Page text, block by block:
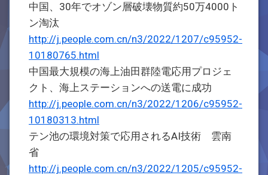
中国、30年でオゾン層破壊物質約50万4000ト
ン淘汰
http://j.people.com.cn/n3/2022/1207/c95952-
10180765.html
中国最大規模の海上油田群陸電応用プロジェ
クト、海上ステーションへの送電に成功
http://j.people.com.cn/n3/2022/1206/c95952-
10180313.html
テン池の環境対策で応用されるAI技術 雲南
省
http://j.people.com.cn/n3/2022/1205/c95952-